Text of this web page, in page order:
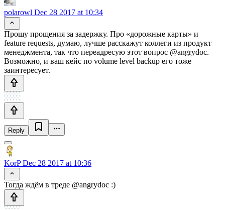
polarowl Dec 28 2017 at 10:34
Прошу прощения за задержку. Про «дорожные карты» и
feature requests, думаю, лучше расскажут коллеги из продукт
менеджмента, так что переадресую этот вопрос @angrydoc.
Возможно, и ваш кейс по volume level backup его тоже
заинтересует.
Reply
KorPDec 28 2017 at 10:36
Тогда ждём в треде @angrydoc :)